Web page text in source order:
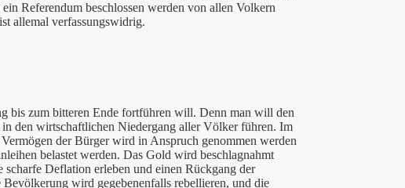
Referendum beschlossen werden von allen Volkern
allemal verfassungswidrig.
bis zum bitteren Ende fortführen will. Denn man will den
den wirtschaftlichen Niedergang aller Völker führen. Im
der Bürger wird in Anspruch genommen werden
belastet werden. Das Gold wird beschlagnahmt
Deflation erleben und einen Rückgang der
wird gegebenenfalls rebellieren, und die